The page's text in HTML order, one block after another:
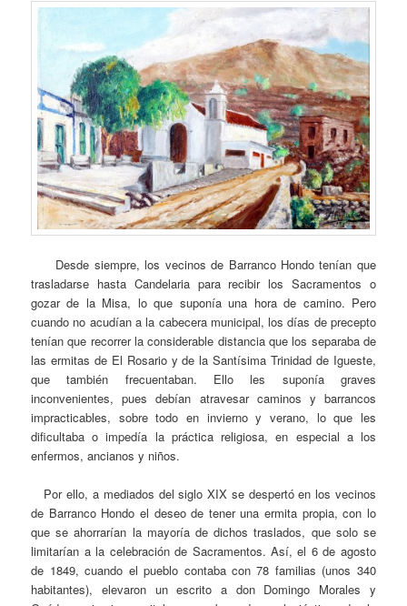
Desde siempre, los vecinos de Barranco Hondo tenían que
trasladarse hasta Candelaria para recibir los Sacramentos o
gozar de la Misa, lo que suponía una hora de camino. Pero
cuando no acudían a la cabecera municipal, los días de precepto
tenían que recorrer la considerable distancia que los separaba de
las ermitas de El Rosario y de la Santísima Trinidad de Igueste,
que también frecuentaban. Ello les suponía graves
inconvenientes, pues debían atravesar caminos y barrancos
impracticables, sobre todo en invierno y verano, lo que les
dificultaba o impedía la práctica religiosa, en especial a los
enfermos, ancianos y niños.
Por ello, a mediados del siglo XIX se despertó en los vecinos
de Barranco Hondo el deseo de tener una ermita propia, con lo
que se ahorrarían la mayoría de dichos traslados, que solo se
limitarían a la celebración de Sacramentos. Así, el 6 de agosto
de 1849, cuando el pueblo contaba con 78 familias (unos 340
habitantes), elevaron un escrito a don Domingo Morales y